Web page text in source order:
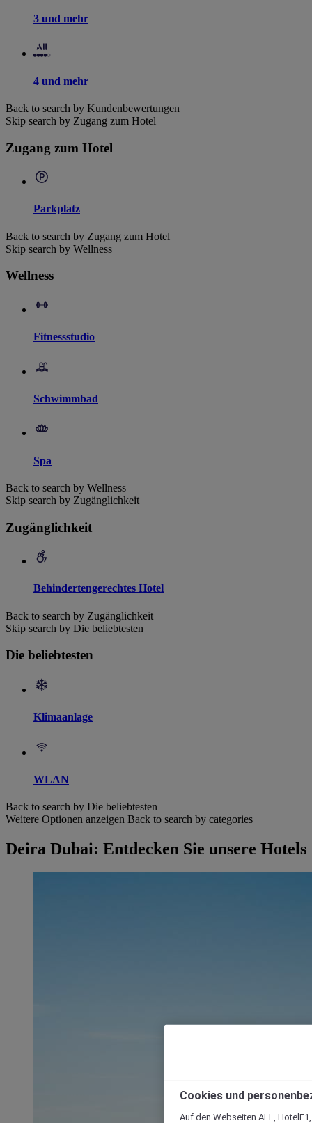
3 und mehr
4 und mehr
Back to search by Kundenbewertungen
Skip search by Zugang zum Hotel
Zugang zum Hotel
Parkplatz
Back to search by Zugang zum Hotel
Skip search by Wellness
Wellness
Fitnessstudio
Schwimmbad
Spa
Back to search by Wellness
Skip search by Zugänglichkeit
Zugänglichkeit
Behindertengerechtes Hotel
Back to search by Zugänglichkeit
Skip search by Die beliebtesten
Die beliebtesten
Klimaanlage
WLAN
Back to search by Die beliebtesten
Weitere Optionen anzeigen Back to search by categories
Deira Dubai: Entdecken Sie unsere Hotels
Cookies und
Auf den Webseiten ALL,